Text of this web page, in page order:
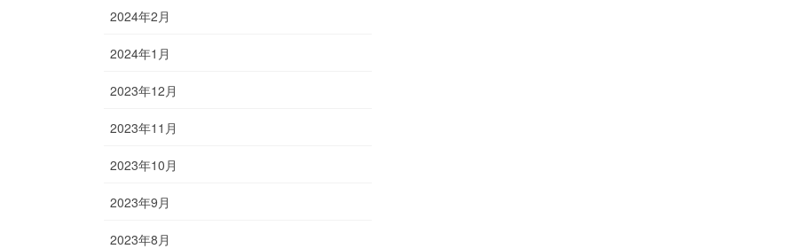
2024年2月
2024年1月
2023年12月
2023年11月
2023年10月
2023年9月
2023年8月